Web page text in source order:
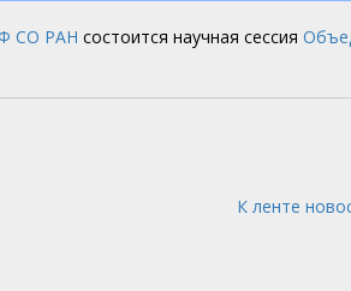
СО РАН состоится научная сессия
К ленте